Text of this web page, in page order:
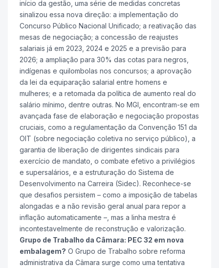
início da gestão, uma série de medidas concretas
sinalizou essa nova direção: a implementação do
Concurso Público Nacional Unificado; a reativação das
mesas de negociação; a concessão de reajustes
salariais já em 2023, 2024 e 2025 e a previsão para
2026; a ampliação para 30% das cotas para negros,
indígenas e quilombolas nos concursos; a aprovação
da lei da equiparação salarial entre homens e
mulheres; e a retomada da política de aumento real do
salário mínimo, dentre outras. No MGI, encontram-se em
avançada fase de elaboração e negociação propostas
cruciais, como a regulamentação da Convenção 151 da
OIT (sobre negociação coletiva no serviço público), a
garantia de liberação de dirigentes sindicais para
exercício de mandato, o combate efetivo a privilégios
e supersalários, e a estruturação do Sistema de
Desenvolvimento na Carreira (Sidec). Reconhece-se
que desafios persistem – como a imposição de tabelas
alongadas e a não revisão geral anual para repor a
inflação automaticamente –, mas a linha mestra é
incontestavelmente de reconstrução e valorização.
Grupo de Trabalho da Câmara: PEC 32 em nova
embalagem? O Grupo de Trabalho sobre reforma
administrativa da Câmara surge como uma tentativa